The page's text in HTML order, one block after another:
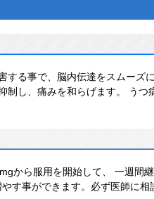
する事で、脳内伝達をスムーズ
制し、痛みを和らげます。 う
から服用を開始して、 一週間
す事ができます。必ず医師に相